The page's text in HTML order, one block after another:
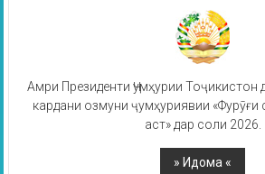
Амри Президенти Ҷумҳурии Тоҷикистон
кардани озмуни ҷумҳуриявии «Фурӯғи
аст» дар соли 2026.